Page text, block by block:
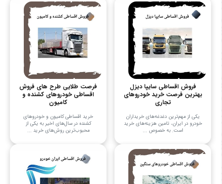
فروش اقساطی سایپا دیزل
بهترین فرصت خرید خودروهای
تجاری
یکی از مهم‌ترین دغدغه‌های خریداران
خودرو در ایران، تامین هزینه‌های خرید
است. به خصوص ...
فرصت طلایی طرح های فروش
اقساطی خودروهای کشنده و
کامیون
خرید اقساطی کامیون و خودروهای
کشنده در سال‌های اخیر به یکی از
محبوب‌ترین روش‌های خرید ...